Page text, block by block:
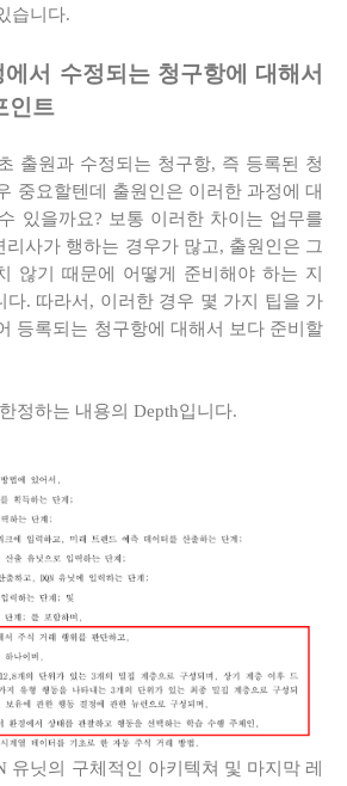
습니다.
서 수정되는 청구항에 대해서
인트
출원과 수정되는 청구항, 즉 등록된 청
중요할텐데 출원인은 이러한 과정에 대
있을까요? 보통 이러한 차이는 업무를
리사가 행하는 경우가 많고, 출원인은 그
않기 때문에 어떻게 준비해야 하는 지
다. 따라서, 이러한 경우 몇 가지 팁을 가
등록되는 청구항에 대해서 보다 준비할
정하는 내용의 Depth입니다.
유닛의 구체적인 아키텍쳐 및 마지막 레